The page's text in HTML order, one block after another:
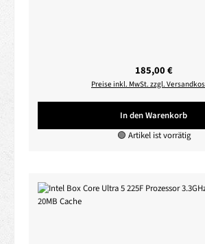
Regulärer Preis:
185,00 €
Preise inkl. MwSt. zzgl.
In den Warenkorb
🟢 Artikel ist vorrätig